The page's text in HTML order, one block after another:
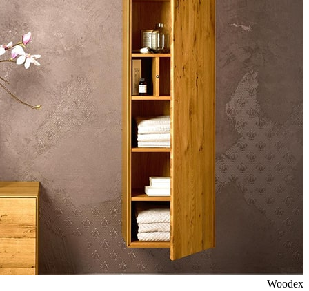
Woodex